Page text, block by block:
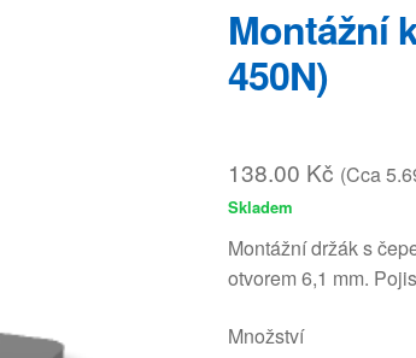
Montážní
450N)
138.00 Kč (Cca
Skladem
Montážní držák s
otvorem 6,1 mm.
Množství